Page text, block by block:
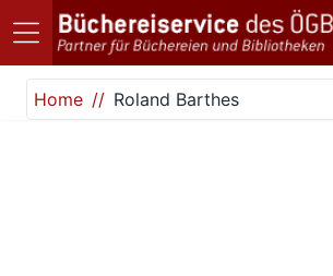
Direkt zum Inhalt
Home
Roland Barthes